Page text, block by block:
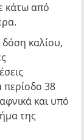
κάτω από
καλίου,
περίοδο 38
και υπό
της